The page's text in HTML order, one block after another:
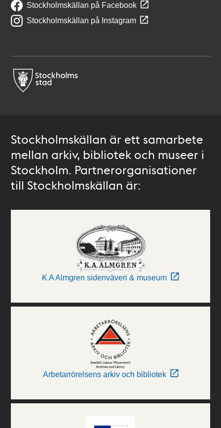
Stockholmskällan på Facebook
Stockholmskällan på Instagram
Stockholmskällan är ett samarbete
mellan arkiv, bibliotek och museer i
Stockholm. Partnerorganisationer
till Stockholmskällan är:
K A Almgren sidenväveri & museum
Arbetarrörelsens arkiv och bibliotek